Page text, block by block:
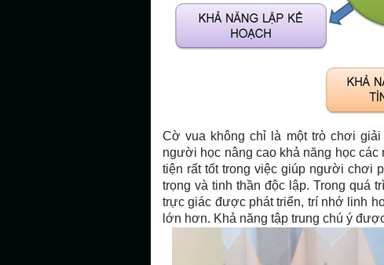
Cờ vua không chỉ là một trò chơi
người học nâng cao khả năng học
tiện rất tốt trong việc giúp người chơi
trọng và tinh thần độc lập. Trong quá
trực giác được phát triển, trí nhớ linh
lớn hơn. Khả năng tập trung chú ý